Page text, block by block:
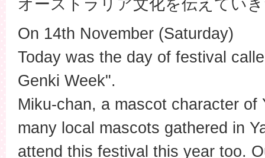
オーストラリア文化を伝えてい
On 14th November (Saturday)
Today was the day of festival
Genki Week".
Miku-chan, a mascot character of
many local mascots gathered in
attend this festival this year too.